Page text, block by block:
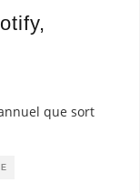
que sort